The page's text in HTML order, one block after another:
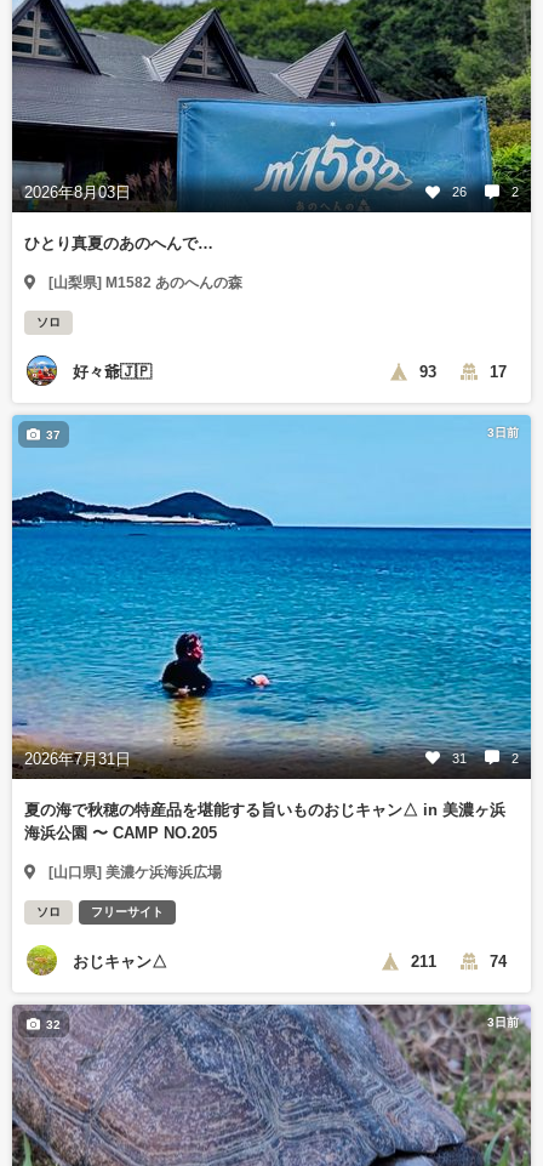
2026年8月03日 26 2
ひとり真夏のあのへんで…
[山梨県] M1582 あのへんの森
ソロ
好々爺🇯🇵 93 17
3日前
2026年7月31日 31 2
37
夏の海で秋穂の特産品を堪能する旨いものおじキャン△ in 美濃ヶ浜
海浜公園 〜 CAMP NO.205
[山口県] 美濃ケ浜海浜広場
ソロ フリーサイト
おじキャン△ 211 74
3日前
32